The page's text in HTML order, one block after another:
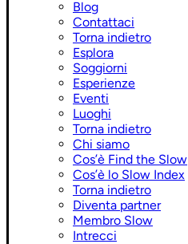
Blog
Contattaci
Torna indietro
Esplora
Soggiorni
Esperienze
Eventi
Luoghi
Torna indietro
Chi siamo
Cos’è Find the Slow
Cos’è lo Slow Index
Torna indietro
Diventa partner
Membro Slow
Intrecci